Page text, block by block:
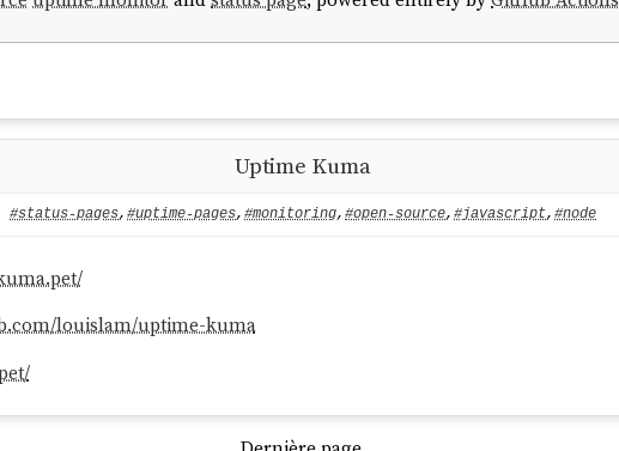
Uptime Kuma
#status-pages, #uptime-pages, #monitoring, #open-source, #javascript, #node
louislam/uptime-kuma